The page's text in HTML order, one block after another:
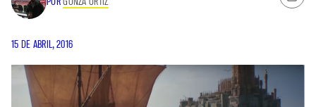
15 DE ABRIL, 2016